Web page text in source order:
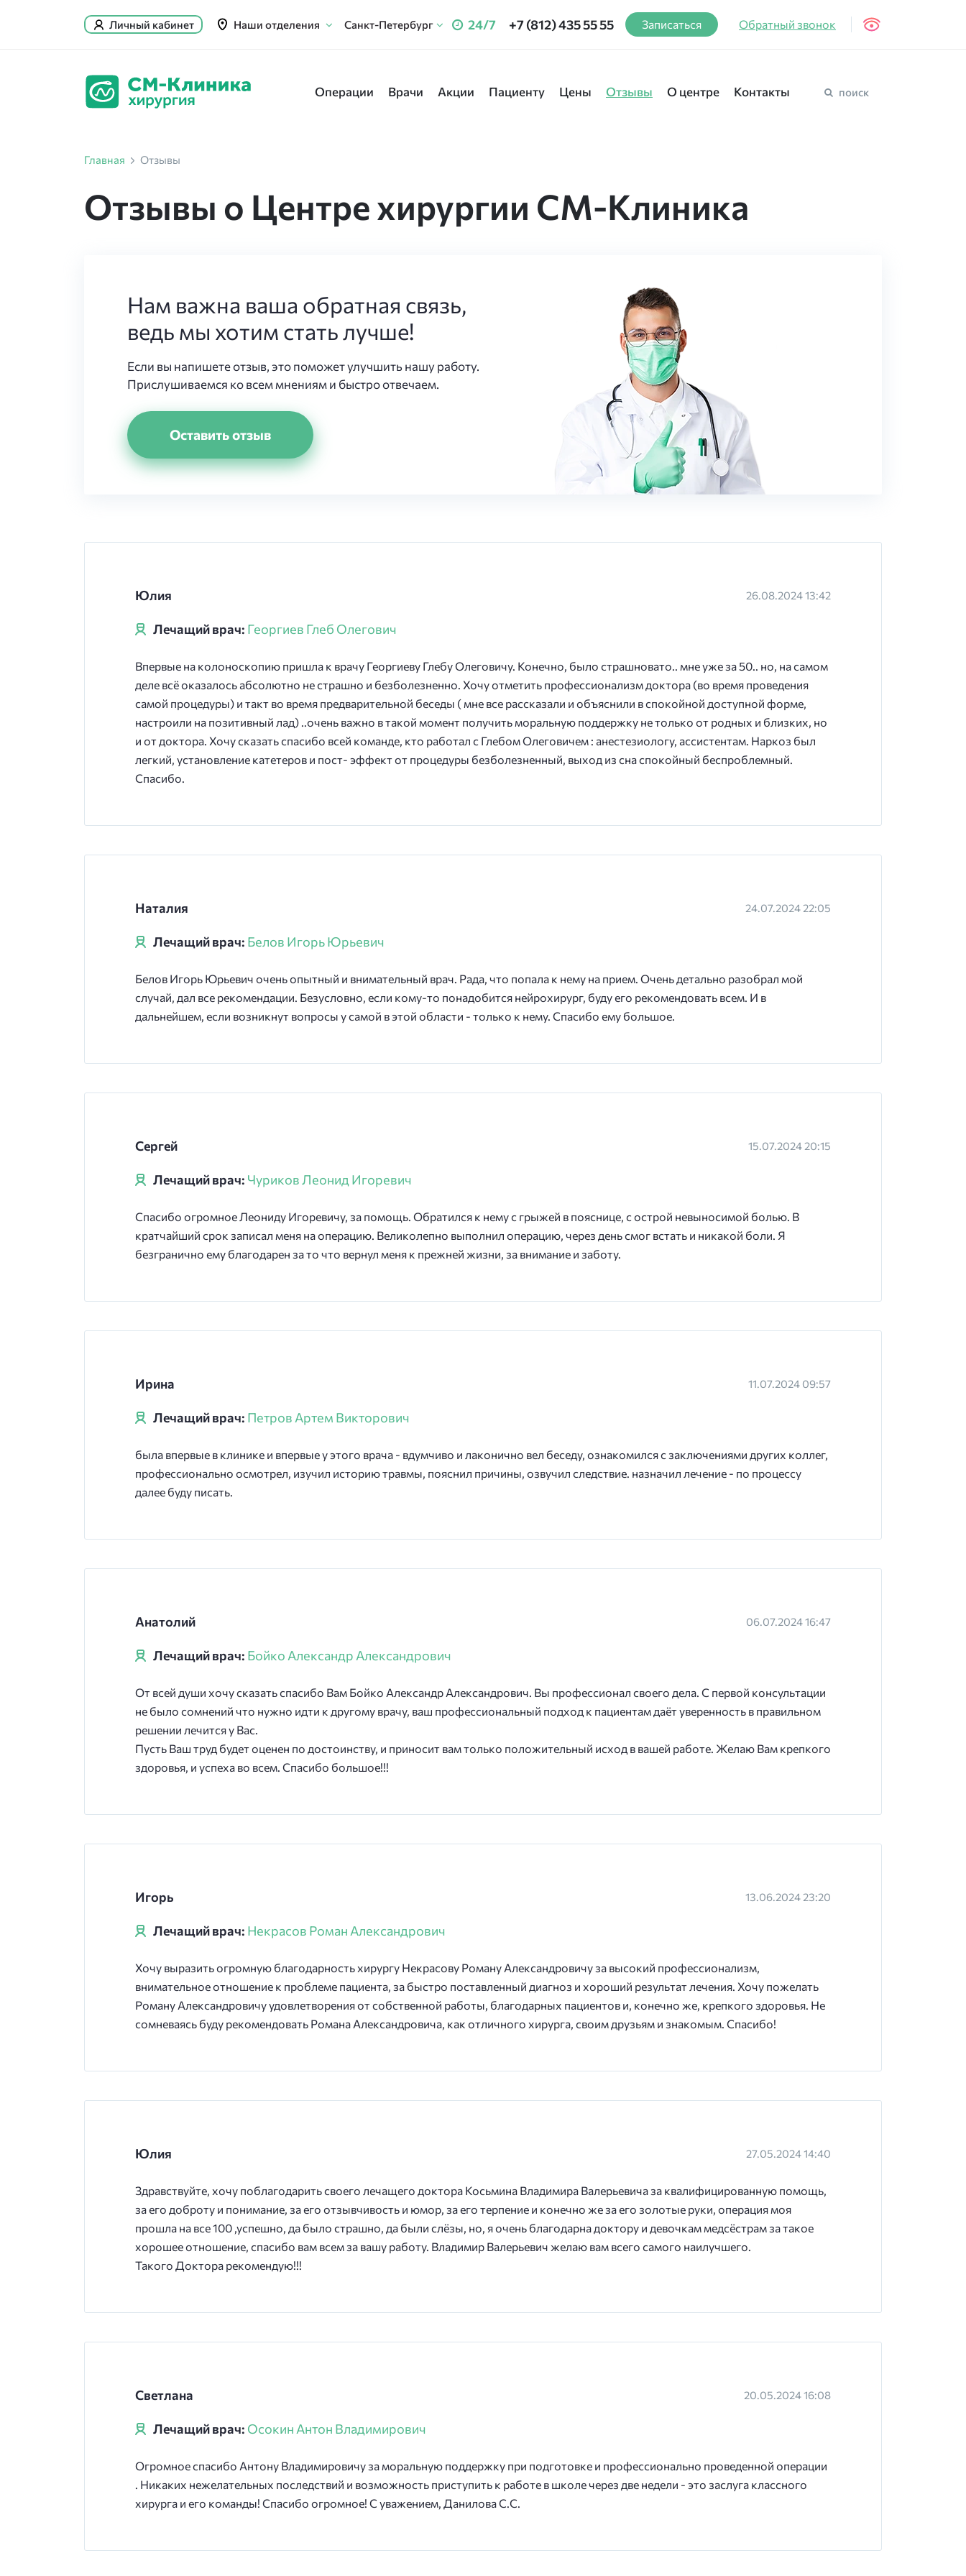
Личный кабинет Наши отделения Санкт-Петербург 24/7 +7 (812) 435 55 55 Записаться Обратный звонок
Операции Врачи Акции Пациенту Цены Отзывы О центре Контакты поиск
Главная Отзывы
Отзывы о Центре хирургии СМ-Клиника
Нам важна ваша обратная связь,
ведь мы хотим стать лучше!
Если вы напишете отзыв, это поможет улучшить нашу работу.
Прислушиваемся ко всем мнениям и быстро отвечаем.
Оставить отзыв
Юлия 26.08.2024 13:42
Лечащий врач: Георгиев Глеб Олегович
Впервые на колоноскопию пришла к врачу Георгиеву Глебу Олеговичу. Конечно, было страшновато.. мне уже за 50.. но, на самом
деле всё оказалось абсолютно не страшно и безболезненно. Хочу отметить профессионализм доктора (во время проведения
самой процедуры) и такт во время предварительной беседы ( мне все рассказали и объяснили в спокойной доступной форме,
настроили на позитивный лад) ..очень важно в такой момент получить моральную поддержку не только от родных и близких, но
и от доктора. Хочу сказать спасибо всей команде, кто работал с Глебом Олеговичем : анестезиологу, ассистентам. Наркоз был
легкий, установление катетеров и пост- эффект от процедуры безболезненный, выход из сна спокойный беспроблемный.
Спасибо.
Наталия 24.07.2024 22:05
Лечащий врач: Белов Игорь Юрьевич
Белов Игорь Юрьевич очень опытный и внимательный врач. Рада, что попала к нему на прием. Очень детально разобрал мой
случай, дал все рекомендации. Безусловно, если кому-то понадобится нейрохирург, буду его рекомендовать всем. И в
дальнейшем, если возникнут вопросы у самой в этой области - только к нему. Спасибо ему большое.
Сергей 15.07.2024 20:15
Лечащий врач: Чуриков Леонид Игоревич
Спасибо огромное Леониду Игоревичу, за помощь. Обратился к нему с грыжей в пояснице, с острой невыносимой болью. В
кратчайший срок записал меня на операцию. Великолепно выполнил операцию, через день смог встать и никакой боли. Я
безгранично ему благодарен за то что вернул меня к прежней жизни, за внимание и заботу.
Ирина 11.07.2024 09:57
Лечащий врач: Петров Артем Викторович
была впервые в клинике и впервые у этого врача - вдумчиво и лаконично вел беседу, ознакомился с заключениями других коллег,
профессионально осмотрел, изучил историю травмы, пояснил причины, озвучил следствие. назначил лечение - по процессу
далее буду писать.
Анатолий 06.07.2024 16:47
Лечащий врач: Бойко Александр Александрович
От всей души хочу сказать спасибо Вам Бойко Александр Александрович. Вы профессионал своего дела. С первой консультации
не было сомнений что нужно идти к другому врачу, ваш профессиональный подход к пациентам даёт уверенность в правильном
решении лечится у Вас.
Пусть Ваш труд будет оценен по достоинству, и приносит вам только положительный исход в вашей работе. Желаю Вам крепкого
здоровья, и успеха во всем. Спасибо большое!!!
Игорь 13.06.2024 23:20
Лечащий врач: Некрасов Роман Александрович
Хочу выразить огромную благодарность хирургу Некрасову Роману Александровичу за высокий профессионализм,
внимательное отношение к проблеме пациента, за быстро поставленный диагноз и хороший результат лечения. Хочу пожелать
Роману Александровичу удовлетворения от собственной работы, благодарных пациентов и, конечно же, крепкого здоровья. Не
сомневаясь буду рекомендовать Романа Александровича, как отличного хирурга, своим друзьям и знакомым. Спасибо!
Юлия 27.05.2024 14:40
Здравствуйте, хочу поблагодарить своего лечащего доктора Косьмина Владимира Валерьевича за квалифицированную помощь,
за его доброту и понимание, за его отзывчивость и юмор, за его терпение и конечно же за его золотые руки, операция моя
прошла на все 100 ,успешно, да было страшно, да были слëзы, но, я очень благодарна доктору и девочкам медсёстрам за такое
хорошее отношение, спасибо вам всем за вашу работу. Владимир Валерьевич желаю вам всего самого наилучшего.
Такого Доктора рекомендую!!!
Светлана 20.05.2024 16:08
Лечащий врач: Осокин Антон Владимирович
Огромное спасибо Антону Владимировичу за моральную поддержку при подготовке и профессионально проведенной операции
. Никаких нежелательных последствий и возможность приступить к работе в школе через две недели - это заслуга классного
хирурга и его команды! Спасибо огромное! С уважением, Данилова С.С.